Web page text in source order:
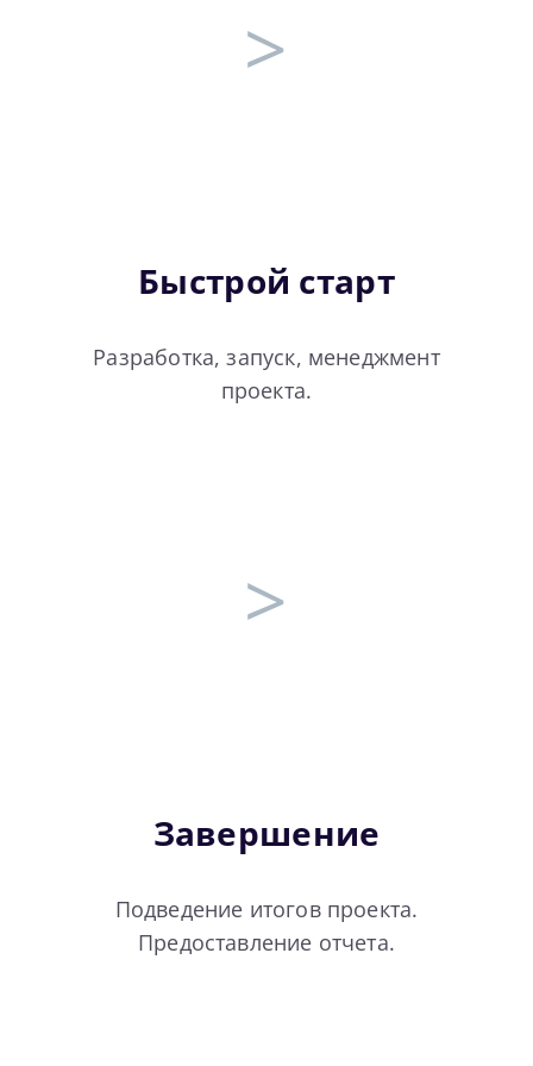
>
Быстрой старт
Разработка, запуск, менеджмент
проекта.
>
Завершение
Подведение итогов проекта.
Предоставление отчета.